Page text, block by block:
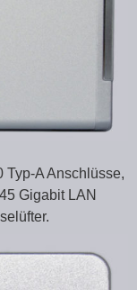
Typ-A Anschlüsse,
Gigabit LAN